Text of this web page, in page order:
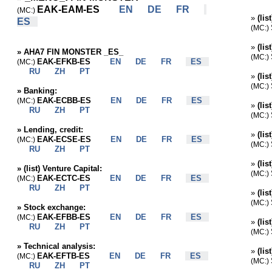
(MC:) EAK-EAM-ES EN DE
FR
ES
» AHA7 FIN MONSTER _ES_
(MC:) EAK-EFKB-ES EN DE FR
ES
RU
ZH PT
» Banking:
(MC:) EAK-ECBB-ES EN DE FR
ES
RU
ZH PT
» Lending, credit:
(MC:) EAK-ECSE-ES EN DE FR
ES
RU
ZH PT
» (list) Venture Capital:
(MC:) EAK-ECTC-ES EN DE FR
ES
RU
ZH PT
» Stock exchange:
(MC:) EAK-EFBB-ES EN DE FR
ES
RU
ZH PT
» Technical analysis:
(MC:) EAK-EFTB-ES EN DE FR
ES
RU
ZH PT
»
(MC:)
»
(MC:)
»
(MC:)
»
(MC:)
»
(MC:)
»
(MC:)
»
(MC:)
»
(MC:)
»
(MC:)